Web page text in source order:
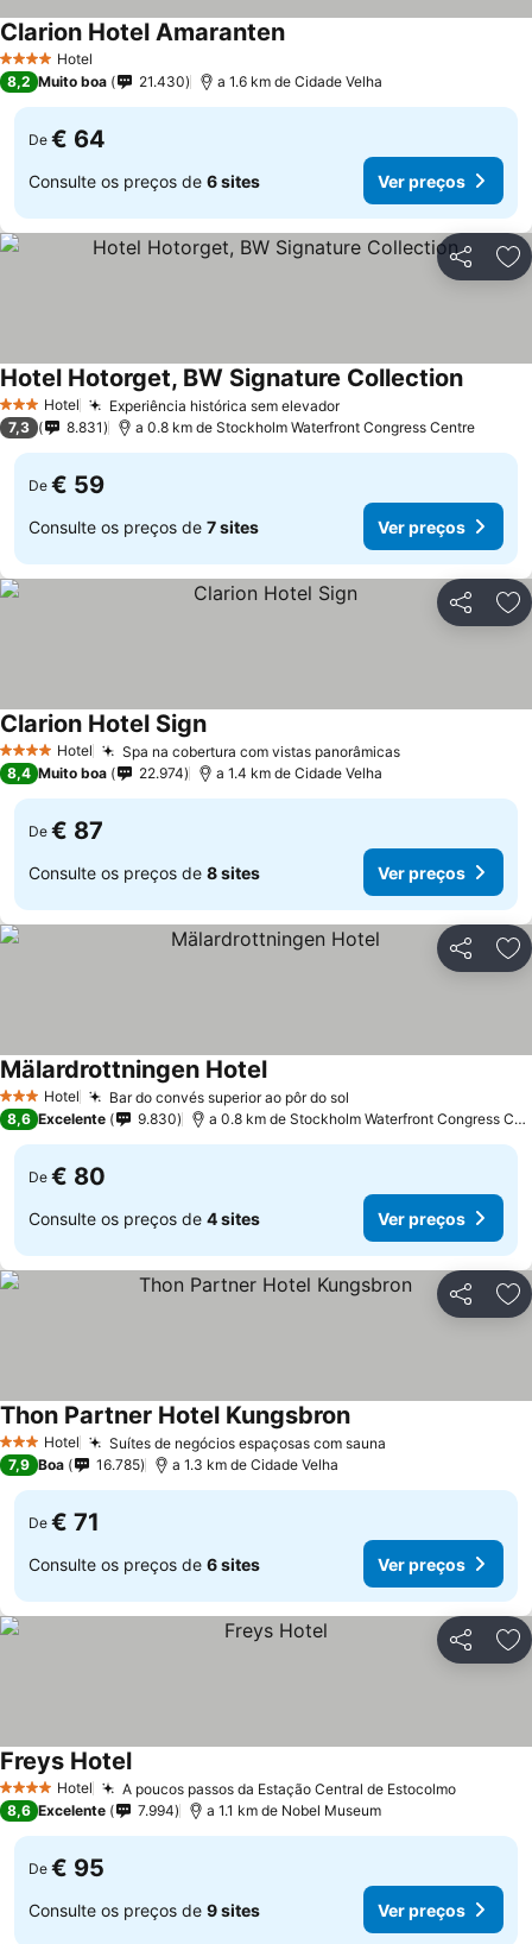
4 EstrelasHotel
Clarion Hotel Amaranten
8,2 Muito boa 21.430 a 1.6 km de Cidade Velha
De € 64
Consulte os preços de 6 sites Ver preços
Partilhar
3 EstrelasHotel Experiência histórica sem elevador
Hotel Hotorget, BW Signature Collection
7,3 8.831 a 0.8 km de Stockholm Waterfront Congress Centre
De € 59
Consulte os preços de 7 sites Ver preços
Partilhar
4 EstrelasHotel Spa na cobertura com vistas panorâmicas
Clarion Hotel Sign
8,4 Muito boa 22.974 a 1.4 km de Cidade Velha
De € 87
Consulte os preços de 8 sites Ver preços
Partilhar
3 EstrelasHotel Bar do convés superior ao pôr do sol
Mälardrottningen Hotel
8,6 Excelente 9.830 a 0.8 km de Stockholm Waterfront Congress Centre
De € 80
Consulte os preços de 4 sites Ver preços
Partilhar
3 EstrelasHotel Suítes de negócios espaçosas com sauna
Thon Partner Hotel Kungsbron
7,9 Boa 16.785 a 1.3 km de Cidade Velha
De € 71
Consulte os preços de 6 sites Ver preços
Partilhar
4 EstrelasHotel A poucos passos da Estação Central de Estocolmo
Freys Hotel
8,6 Excelente 7.994 a 1.1 km de Nobel Museum
De € 95
Consulte os preços de 9 sites Ver preços